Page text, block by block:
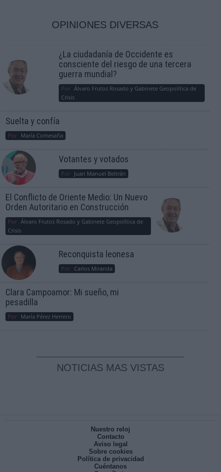
OPINIONES DIVERSAS
¿La ciudadanía de Occidente es
consciente del riesgo de una tercera
guerra mundial?
Por Álvaro Frutos Rosado y Gabinete Geopolítica de
Crisis
Suelta y confía
Por María Comesaña
Votantes y votados
Por Juan Manuel Beltrán
El Conflicto de Oriente Medio: Un Nuevo
Orden Autoritario en Construcción
Por Álvaro Frutos Rosado y Gabinete Geopolítica de
Crisis
Reconquista leonesa
Por Carlos Miranda
Clara Campoamor: Mi sueño, mi
pesadilla
Por María Pérez Herrero
NOTICIAS MAS VISTAS
Nuestro reloj
Contacto
Aviso legal
Sobre cookies
Política de privacidad
Cuéntanos